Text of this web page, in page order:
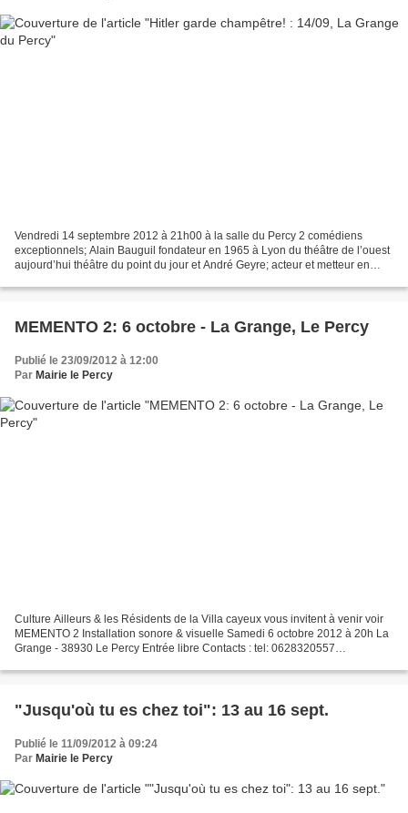
Vendredi 14 septembre 2012 à 21h00 à la salle du Percy 2 comédiens
exceptionnels; Alain Bauguil fondateur en 1965 à Lyon du théâtre de l’ouest
aujourd’hui théâtre du point du jour et André Geyre; acteur et metteur en
MEMENTO 2: 6 octobre - La Grange, Le Percy
Publié le 23/09/2012 à 12:00
Par Mairie le Percy
Culture Ailleurs & les Résidents de la Villa cayeux vous invitent à venir voir
MEMENTO 2 Installation sonore & visuelle Samedi 6 octobre 2012 à 20h La
Grange - 38930 Le Percy Entrée libre Contacts : tel: 0628320557
"Jusqu'où tu es chez toi": 13 au 16 sept.
Publié le 11/09/2012 à 09:24
Par Mairie le Percy